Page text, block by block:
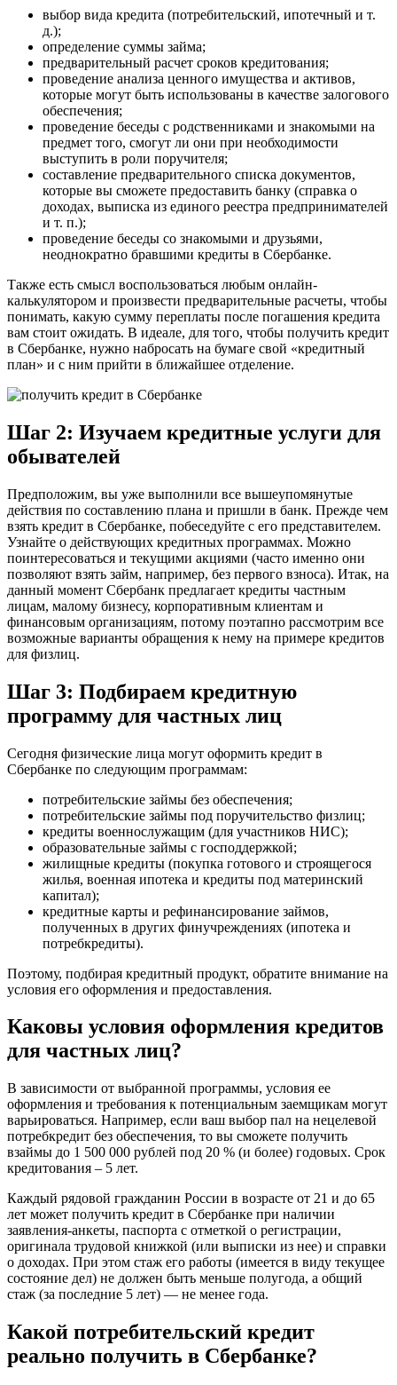
выбор вида кредита (потребительский, ипотечный и т.
д.);
определение суммы займа;
предварительный расчет сроков кредитования;
проведение анализа ценного имущества и активов,
которые могут быть использованы в качестве залогового
обеспечения;
проведение беседы с родственниками и знакомыми на
предмет того, смогут ли они при необходимости
выступить в роли поручителя;
составление предварительного списка документов,
которые вы сможете предоставить банку (справка о
доходах, выписка из единого реестра предпринимателей
и т. п.);
проведение беседы со знакомыми и друзьями,
неоднократно бравшими кредиты в Сбербанке.
Также есть смысл воспользоваться любым онлайн-
калькулятором и произвести предварительные расчеты, чтобы
понимать, какую сумму переплаты после погашения кредита
вам стоит ожидать. В идеале, для того, чтобы получить кредит
в Сбербанке, нужно набросать на бумаге свой «кредитный
план» и с ним прийти в ближайшее отделение.
Шаг 2: Изучаем кредитные услуги для
обывателей
Предположим, вы уже выполнили все вышеупомянутые
действия по составлению плана и пришли в банк. Прежде чем
взять кредит в Сбербанке, побеседуйте с его представителем.
Узнайте о действующих кредитных программах. Можно
поинтересоваться и текущими акциями (часто именно они
позволяют взять займ, например, без первого взноса). Итак, на
данный момент Сбербанк предлагает кредиты частным
лицам, малому бизнесу, корпоративным клиентам и
финансовым организациям, потому поэтапно рассмотрим все
возможные варианты обращения к нему на примере кредитов
для физлиц.
Шаг 3: Подбираем кредитную
программу для частных лиц
Сегодня физические лица могут оформить кредит в
Сбербанке по следующим программам:
потребительские займы без обеспечения;
потребительские займы под поручительство физлиц;
кредиты военнослужащим (для участников НИС);
образовательные займы с господдержкой;
жилищные кредиты (покупка готового и строящегося
жилья, военная ипотека и кредиты под материнский
капитал);
кредитные карты и рефинансирование займов,
полученных в других финучреждениях (ипотека и
потребкредиты).
Поэтому, подбирая кредитный продукт, обратите внимание на
условия его оформления и предоставления.
Каковы условия оформления кредитов
для частных лиц?
В зависимости от выбранной программы, условия ее
оформления и требования к потенциальным заемщикам могут
варьироваться. Например, если ваш выбор пал на нецелевой
потребкредит без обеспечения, то вы сможете получить
взаймы до 1 500 000 рублей под 20 % (и более) годовых. Срок
кредитования – 5 лет.
Каждый рядовой гражданин России в возрасте от 21 и до 65
лет может получить кредит в Сбербанке при наличии
заявления-анкеты, паспорта с отметкой о регистрации,
оригинала трудовой книжкой (или выписки из нее) и справки
о доходах. При этом стаж его работы (имеется в виду текущее
состояние дел) не должен быть меньше полугода, а общий
стаж (за последние 5 лет) — не менее года.
Какой потребительский кредит
реально получить в Сбербанке?